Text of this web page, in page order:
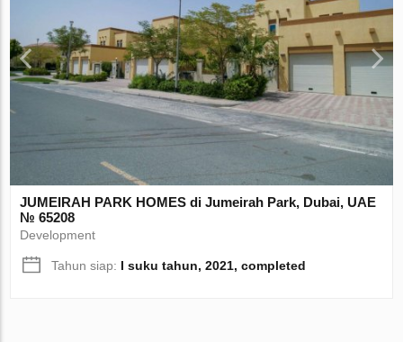
JUMEIRAH PARK HOMES di Jumeirah Park, Dubai, UAE
№ 65208
Development
Tahun siap: I suku tahun, 2021, completed